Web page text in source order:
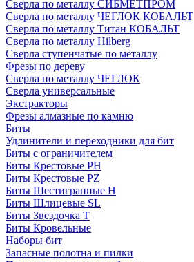
Сверла по металлу СИБМЕТПРОМ
Сверла по металлу ЧЕГЛОК КОБАЛЬТ
Сверла по металлу Титан КОБАЛЬТ
Сверла по металлу Hilberg
Сверла ступенчатые по металлу
Фрезы по дереву
Сверла по металлу ЧЕГЛОК
Сверла универсальные
Экстракторы
Фрезы алмазные по камню
Биты
Удлинители и переходники для бит
Биты с ограничителем
Биты Крестовые PH
Биты Крестовые PZ
Биты Шестигранные H
Биты Шлицевые SL
Биты Звездочка T
Биты Кровельные
Наборы бит
Запасные полотна и пилки